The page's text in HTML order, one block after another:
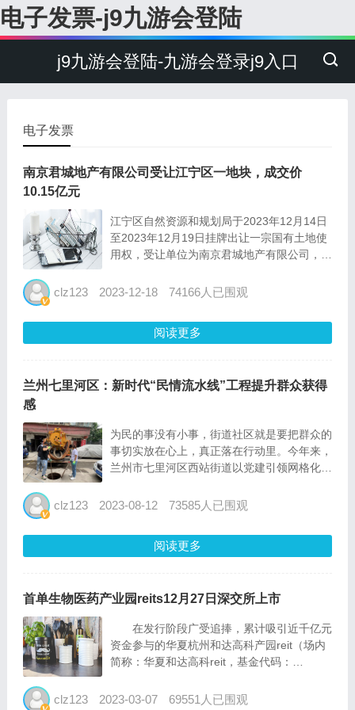
电子发票-j9九游会登陆
j9九游会登陆-九游会登录j9入口
电子发票
南京君城地产有限公司受让江宁区一地块，成交价
10.15亿元
江宁区自然资源和规划局于2023年12月14日
至2023年12月19日挂牌出让一宗国有土地使
用权，受让单位为南京君城地产有限公司，成
块，位于江宁区淳化街道新104国道以南、工
clz123 2023-12-18 74166人已围观
阅读更多
兰州七里河区：新时代“民情流水线”工程提升群众获得
感
为民的事没有小事，街道社区就是要把群众的
事切实放在心上，真正落在行动里。今年来，
兰州市七里河区西站街道以党建引领网格化治
多元载体做优网格服务，让新时代“民情流水
群众家门口的“急难愁...
clz123 2023-08-12 73585人已围观
阅读更多
首单生物医药产业园reits12月27日深交所上市
在发行阶段广受追捧，累计吸引近千亿元
资金参与的华夏杭州和达高科产园reit（场内
简称：华夏和达高科reit，基金代码：
告，华夏和达高科reit将于12月27日在深圳证
clz123 2023-03-07 69551人已围观